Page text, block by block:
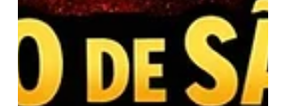
de saudade daquele amor que se
afastou de mim. São Cipriano, tu que
compreendes as dores do amor
perdido, olha para mim neste
momento de angústia e escuta o meu